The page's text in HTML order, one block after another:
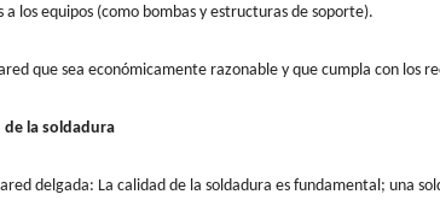
a los equipos (como bombas y estructuras de soporte).
que sea económicamente razonable y que cumpla con los
de la soldadura
delgada: La calidad de la soldadura es fundamental; una